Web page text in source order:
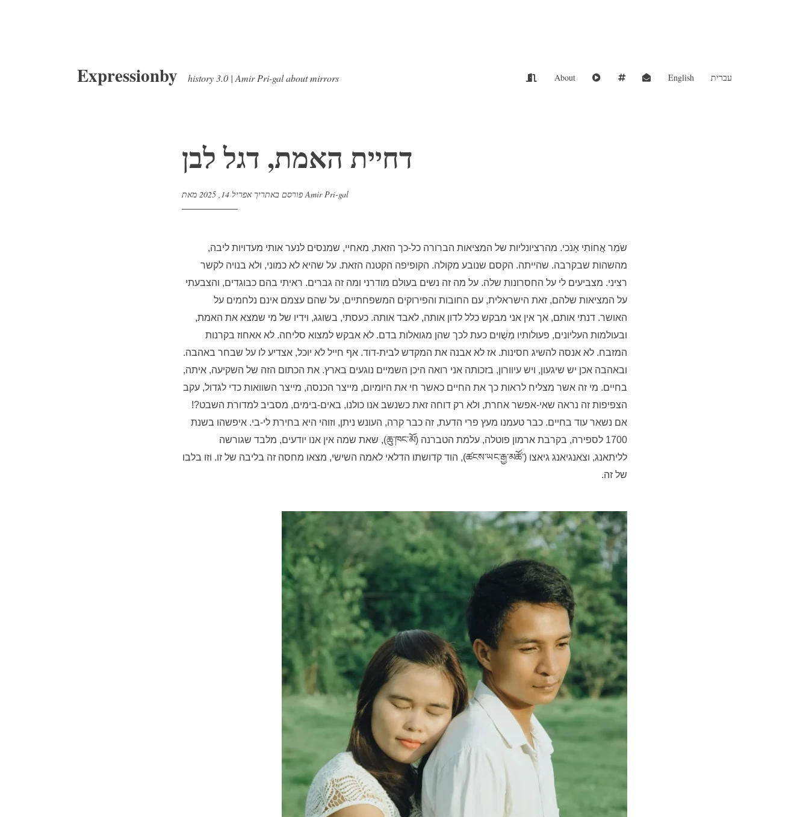
לתוכן
Expressionby history 3.0 | Amir Pri-gal about mirrors About English עברית
דחיית האמת, דגל לבן
פורסם באתריךאפריל 14, 2025 מאתAmir Pri-gal
שֹמֵר אֲחוֹתִי אָנֹכי. מהרציונליות של המציאות הברורה כל-כך הזאת, מאחיי, שמנסים לנער אותי מעדויות ליבה,
מהשהות שבקרבה. שהייתה. הקסם שנובע מקולה. הקופיפה הקטנה הזאת. על שהיא לא כמוני, ולא בנויה לקשר
רציני. מצביעים לי על החסרונות שלה. על מה זה נשים בעולם מודרני ומה זה גברים. ראיתי בהם כבוגדים, והצבעתי
על המציאות שלהם, זאת הישראלית, עם החובות והפירוקים המשפחתיים, על שהם עצמם אינם נלחמים על
האושר. דנתי אותם, אך אין אני מבקש כלל לדון אותה, לאבד אותה. כעסתי, בשוגג, וידיו של מי שמצא את האמת,
ובעולמות העליונים, פעולותיו מְשֻׁוים כעת לכך שהן מגואלות בדם. לא אבקש למצוא סליחה. לא אאחוז בקרנות
המזבח. לא אנסה להשיג חסינות. אז לא אבנה את המקדש לבית-דוד. אף חייל לא יוכל, אצדיע לו על שבחר באהבה.
ובאהבה אכן יש שיגעון, ויש עיוורון, בזכותה אני רואה היכן השמיים נוגעים בארץ. את הכתום הזה של השקיעה, איתה,
בחיים. מי זה אשר מצליח לראות כך את החיים כאשר חי את היומיום, מייצר הכנסה, מייצר השוואות כדי לגדול, עקב
הצפיפות זה נראה שאי-אפשר אחרת, ולא רק דוחה זאת כשנשב אנו כולנו, באים-בימים, מסביב למדורת השבט?!
אם נשאר עוד בחיים. כבר טעמנו מעץ פרי הדעת, זה כבר קרה, העונש ניתן, וזוהי היא בחירת לי-בי. איפשהו בשנת
1700 לספירה, בקרבת ארמון פוטלה, עלמת הטברנה (ཆུ་ཁང་མོ), שאת שמה אין אנו יודעים, מלבד שגורשה
לליתאנג, וצאנגיאנג גיאצו (ཚངས་ཡང་རྒྱ་མཚོ་), הוד קדושתו הדלאי לאמה השישי, מצאו מחסה זה בליבה של זו. וזו בלבו
של זה.